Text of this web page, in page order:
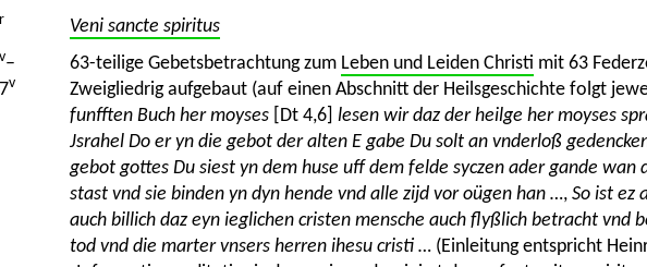
Veni sancte spiritus
–
v
63-teilige Gebetsbetrachtung zum Leben und Leiden Christi mit 63
Zweigliedrig aufgebaut (auf einen Abschnitt der Heilsgeschichte folgt
funfften Buch her moyses[Dt 4,6] lesen wir daz der heilge her moyses
Jsrahel Do er yn die gebot der alten E gabe Du solt an vnderloß
gebot gottes Du siest yn dem huse uff dem felde syczen ader gande wan
stast vnd sie binden yn dyn hende vnd alle zijd vor oügen han …, So ist ez
auch billich daz eyn ieglichen cristen mensche auch flyßlich betracht vnd
tod vnd die marter vnsers herren ihesu cristi …(Einleitung entspricht